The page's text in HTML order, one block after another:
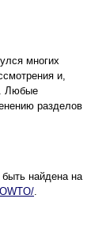
многих
и,
Любые
разделов
найдена на
.